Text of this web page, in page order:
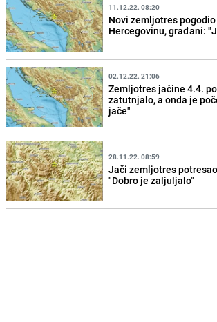
11.12.22. 08:20
Novi zemljotres pogodio
Hercegovinu, građani:
02.12.22. 21:06
Zemljotres jačine 4.4.
zatutnjalo, a onda je
jače"
28.11.22. 08:59
Jači zemljotres
"Dobro je zaljuljalo"